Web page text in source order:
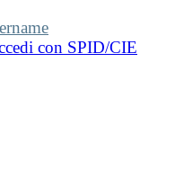
con SPID/CIE